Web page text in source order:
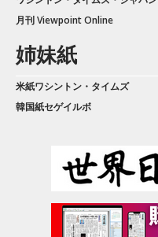
月刊 Viewpoint Online
姉妹紙
米紙ワシントン・タイムズ
韓国紙セゲイルボ